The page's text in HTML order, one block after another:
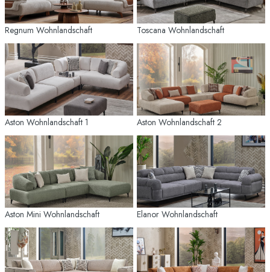
Regnum Wohnlandschaft Toscana Wohnlandschaft
Aston Wohnlandschaft 1 Aston Wohnlandschaft 2
Aston Mini Wohnlandschaft Elanor Wohnlandschaft